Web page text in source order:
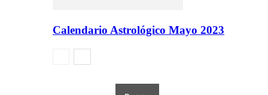
Calendario Astrológico Mayo 2023